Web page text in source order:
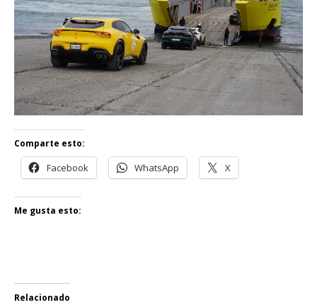
Comparte esto:
Facebook WhatsApp X
Me gusta esto:
Relacionado